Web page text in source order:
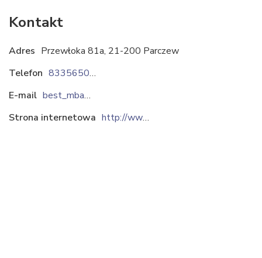
Kontakt
Adres Przewłoka 81a, 21-200 Parczew
Telefon
833565069
E-mail
best_mbarycki@poczta.fm
Strona internetowa
http://www.zpz-best.com.pl